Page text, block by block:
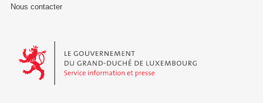
Nous contacter
Le Gouvernement du Grand-Duché de Luxembourg - Service